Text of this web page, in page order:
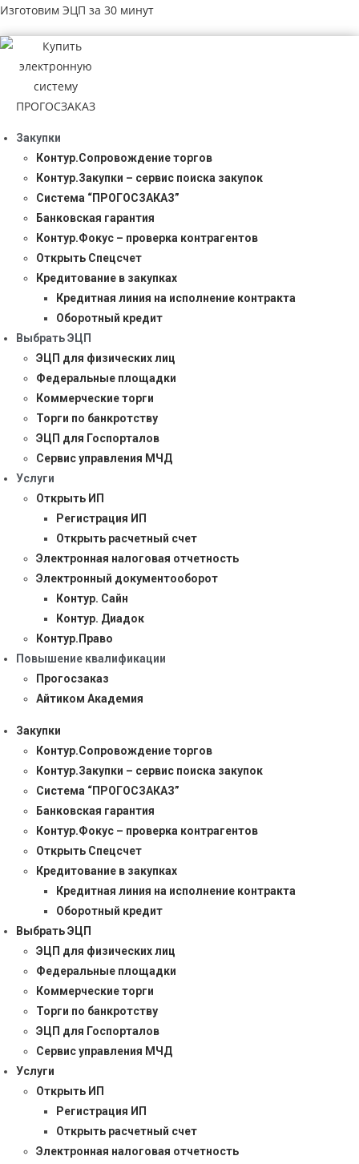
Изготовим ЭЦП за 30 минут
Закупки
Контур.Сопровождение торгов
Контур.Закупки – сервис поиска закупок
Система “ПРОГОСЗАКАЗ”
Банковская гарантия
Контур.Фокус – проверка контрагентов
Открыть Спецсчет
Кредитование в закупках
Кредитная линия на исполнение контракта
Оборотный кредит
Выбрать ЭЦП
ЭЦП для физических лиц
Федеральные площадки
Коммерческие торги
Торги по банкротству
ЭЦП для Госпорталов
Сервис управления МЧД
Услуги
Открыть ИП
Регистрация ИП
Открыть расчетный счет
Электронная налоговая отчетность
Электронный документооборот
Контур. Сайн
Контур. Диадок
Контур.Право
Повышение квалификации
Прогосзаказ
Айтиком Академия
Закупки
Контур.Сопровождение торгов
Контур.Закупки – сервис поиска закупок
Система “ПРОГОСЗАКАЗ”
Банковская гарантия
Контур.Фокус – проверка контрагентов
Открыть Спецсчет
Кредитование в закупках
Кредитная линия на исполнение контракта
Оборотный кредит
Выбрать ЭЦП
ЭЦП для физических лиц
Федеральные площадки
Коммерческие торги
Торги по банкротству
ЭЦП для Госпорталов
Сервис управления МЧД
Услуги
Открыть ИП
Регистрация ИП
Открыть расчетный счет
Электронная налоговая отчетность